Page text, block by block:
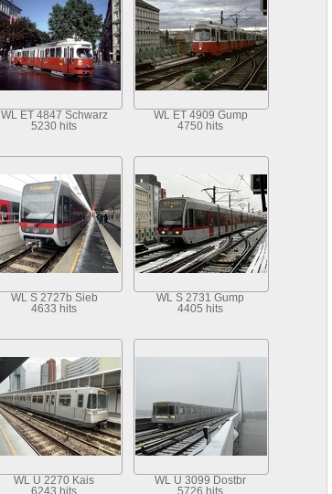
WL ET 4847 Schwarz
5230 hits
WL ET 4909 Gump
4750 hits
WL S 2727b Sieb
4633 hits
WL S 2731 Gump
4405 hits
WL U 2270 Kais
6243 hits
WL U 3099 Dostbr
5726 hits